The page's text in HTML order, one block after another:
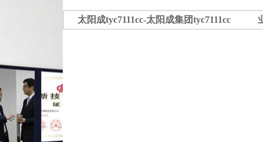
太阳成tyc7111cc-太阳成集团tyc7111cc